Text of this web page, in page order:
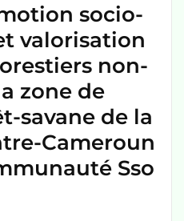
socio-
valorisation
non-
zone de
savane de la
Cameroun
Sso